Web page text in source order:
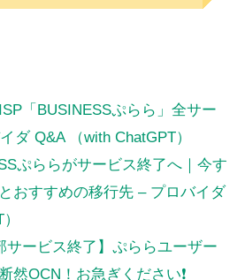
「BUSINESSぷらら」全サー
ダ Q&A （with ChatGPT）
ぷららがサービス終了へ｜今す
おすすめの移行先 – プロバイダ
ービス終了】ぷららユーザー
然OCN！お急ぎください❗